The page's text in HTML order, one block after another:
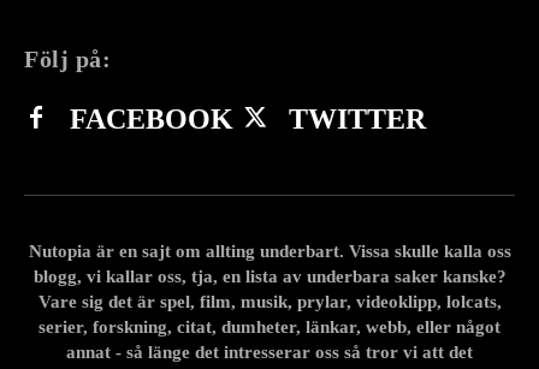
Följ på:
FACEBOOK TWITTER
Nutopia är en sajt om allting underbart. Vissa skulle kalla oss
blogg, vi kallar oss, tja, en lista av underbara saker kanske?
Vare sig det är spel, film, musik, prylar, videoklipp, lolcats,
serier, forskning, citat, dumheter, länkar, webb, eller något
annat - så länge det intresserar oss så tror vi att det